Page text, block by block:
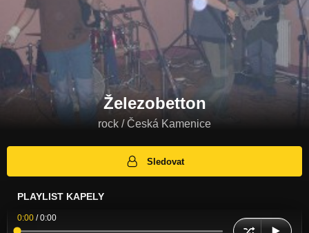
Železobetton
rock / Česká Kamenice
Sledovat
PLAYLIST KAPELY
0:00 /0:00